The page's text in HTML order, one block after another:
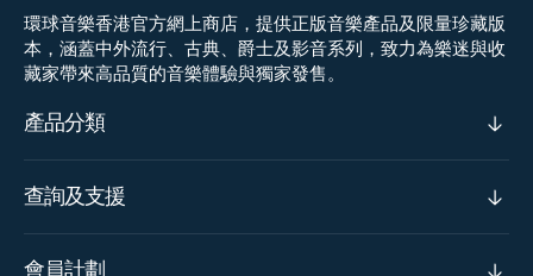
環球音樂香港官方網上商店，提供正版音樂產品及限量珍藏版
本，涵蓋中外流行、古典、爵士及影音系列，致力為樂迷與收
藏家帶來高品質的音樂體驗與獨家發售。
產品分類
查詢及支援